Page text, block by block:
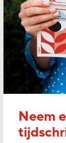
Neem